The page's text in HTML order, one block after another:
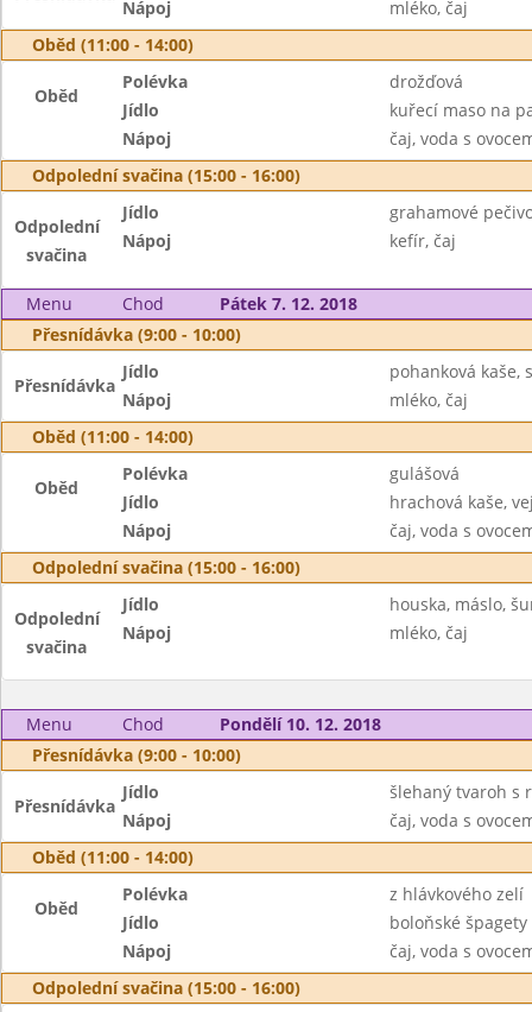
Nápoj
mléko, čaj
Oběd (11:00 - 14:00)
Oběd
Polévka
drožďová
Jídlo
kuřecí maso na
Nápoj
čaj, voda s
Odpolední svačina (15:00 - 16:00)
Odpolední
svačina
Jídlo
grahamové
Nápoj
kefír, čaj
Menu Chod
Pátek 7. 12. 2018
Přesnídávka (9:00 - 10:00)
Přesnídávka
Jídlo
pohanková kaše,
Nápoj
mléko, čaj
Oběd (11:00 - 14:00)
Oběd
Polévka
gulášová
Jídlo
hrachová kaše,
Nápoj
čaj, voda s
Odpolední svačina (15:00 - 16:00)
Odpolední
svačina
Jídlo
houska, máslo,
Nápoj
mléko, čaj
Menu Chod
Pondělí 10. 12. 2018
Přesnídávka (9:00 - 10:00)
Přesnídávka
Jídlo
šlehaný tvaroh s
Nápoj
čaj, voda s
Oběd (11:00 - 14:00)
Oběd
Polévka
z hlávkového zelí
Jídlo
boloňské špagety
Nápoj
čaj, voda s
Odpolední svačina (15:00 - 16:00)